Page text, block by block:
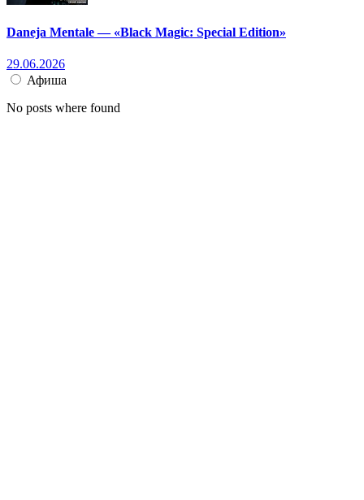
Daneja Mentale — «Black Magic: Special Edition»
29.06.2026
Афиша
No posts where found